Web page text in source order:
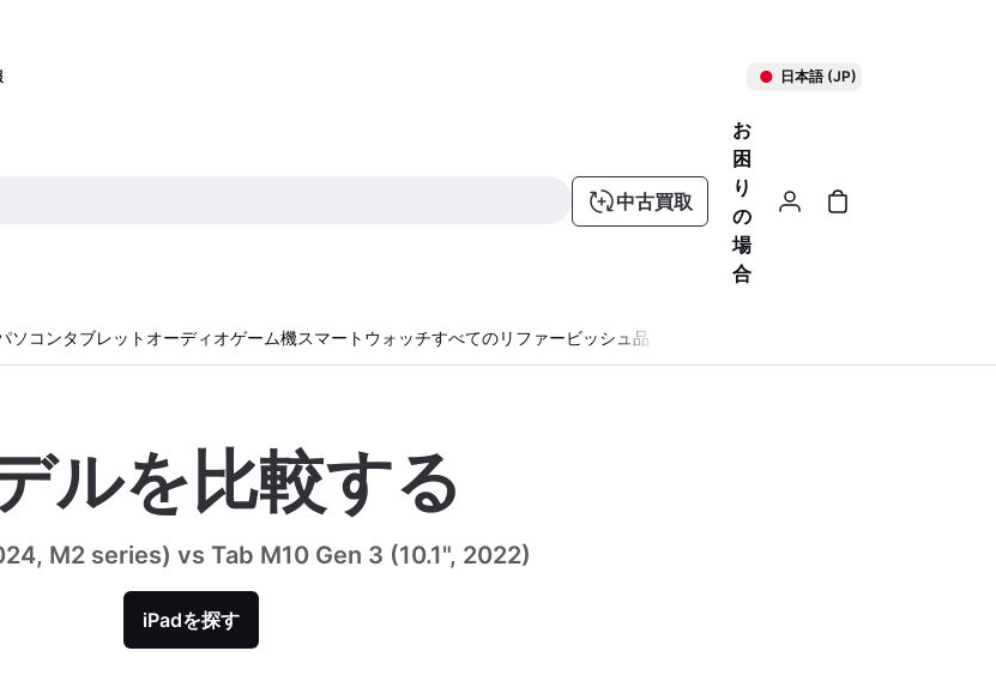
日本語 (JP)
中古買取
お
困
り
の
場
合
ソコンタブレット オーディオゲーム機スマートウォッチすべてのリファービッシュ品
ルを比較する
M2 series) vs Tab M10 Gen 3 (10.1", 2022)
iPadを探す